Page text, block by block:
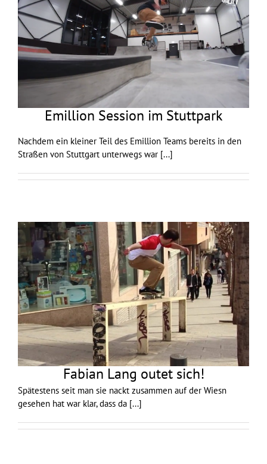
Emillion Session im Stuttpark
Nachdem ein kleiner Teil des Emillion Teams bereits in den
Straßen von Stuttgart unterwegs war [...]
Fabian Lang outet sich!
Spätestens seit man sie nackt zusammen auf der Wiesn
gesehen hat war klar, dass da [...]